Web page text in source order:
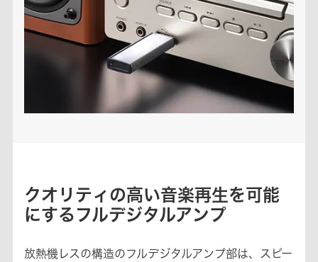
クオリティの高い音楽再生を可能
にするフルデジタルアンプ
放熱機レスの構造のフルデジタルアンプ部は、スピー